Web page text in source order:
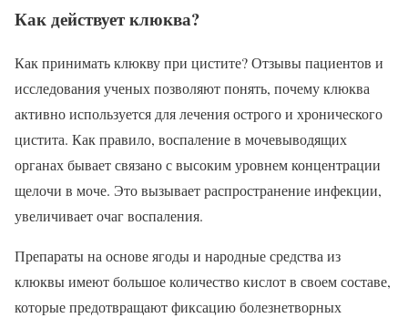
Как действует клюква?
Как принимать клюкву при цистите? Отзывы пациентов и
исследования ученых позволяют понять, почему клюква
активно используется для лечения острого и хронического
цистита. Как правило, воспаление в мочевыводящих
органах бывает связано с высоким уровнем концентрации
щелочи в моче. Это вызывает распространение инфекции,
увеличивает очаг воспаления.
Препараты на основе ягоды и народные средства из
клюквы имеют большое количество кислот в своем составе,
которые предотвращают фиксацию болезнетворных